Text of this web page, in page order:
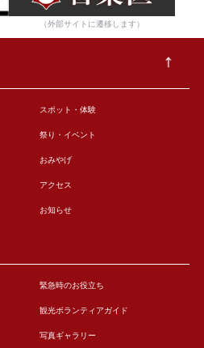
（外部サイトに遷移します）
スポット・体験
祭り・イベント
おみやげ
アクセス
お知らせ
緊急時のお役立ち
観光ボランティアガイド
写真ギャラリー